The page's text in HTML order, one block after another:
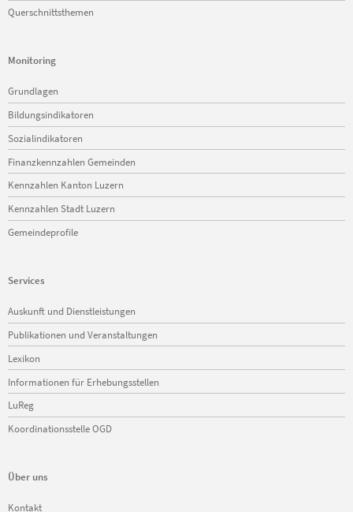
Querschnittsthemen
Monitoring
Navigation
überspringen
Grundlagen
Bildungsindikatoren
Sozialindikatoren
Finanzkennzahlen Gemeinden
Kennzahlen Kanton Luzern
Kennzahlen Stadt Luzern
Gemeindeprofile
Services
Navigation
überspringen
Auskunft und Dienstleistungen
Publikationen und Veranstaltungen
Lexikon
Informationen für Erhebungsstellen
LuReg
Koordinationsstelle OGD
Über uns
Navigation
Kontakt